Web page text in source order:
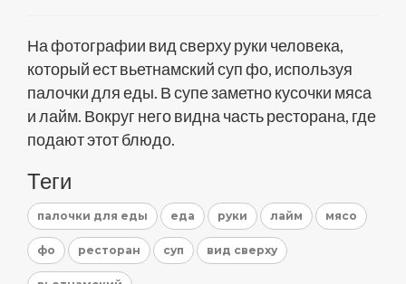
На фотографии вид сверху руки человека,
который ест вьетнамский суп фо, используя
палочки для еды. В супе заметно кусочки мяса
и лайм. Вокруг него видна часть ресторана, где
подают этот блюдо.
Теги
палочки для еды еда руки лайм мясо
фо ресторан суп вид сверху